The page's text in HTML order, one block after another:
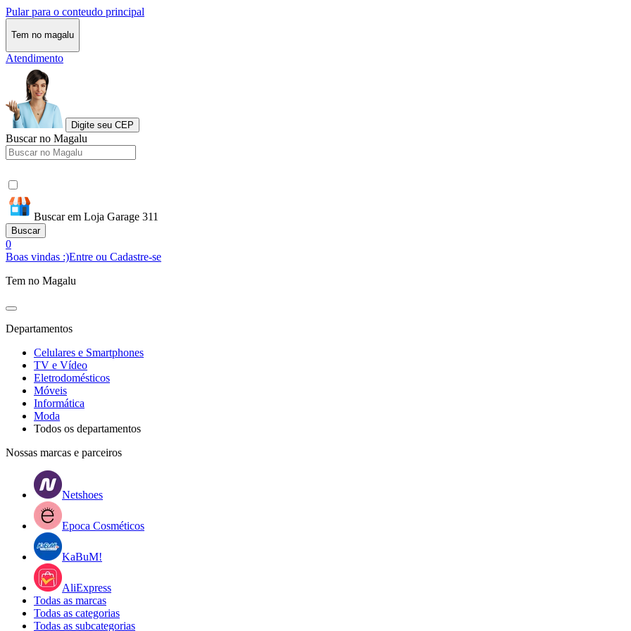
Pular para o conteudo principal
Tem no magalu
Atendimento
Digite seu CEP
Buscar no Magalu
Buscar em Loja Garage 311
Buscar
0
Boas vindas :)Entre ou Cadastre-se
Tem no Magalu
Departamentos
Celulares e Smartphones
TV e Vídeo
Eletrodomésticos
Móveis
Informática
Moda
Todos os departamentos
Nossas marcas e parceiros
Netshoes
Epoca Cosméticos
KaBuM!
AliExpress
Todas as marcas
Todas as categorias
Todas as subcategorias